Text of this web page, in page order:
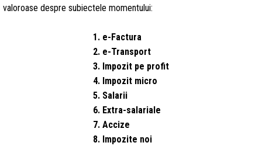
valoroase despre subiectele momentului:
1. e-Factura
2. e-Transport
3. Impozit pe profit
4. Impozit micro
5. Salarii
6. Extra-salariale
7. Accize
8. Impozite noi